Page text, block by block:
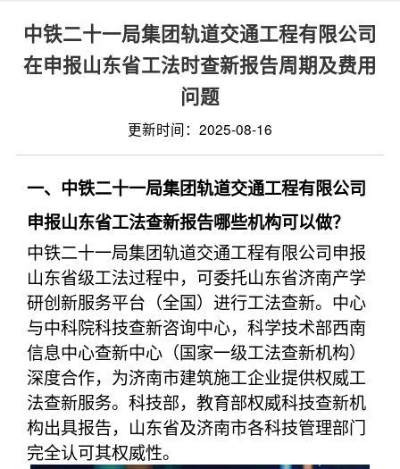
中铁二十一局集团轨道交通工程有限公司
在申报山东省工法时查新报告周期及费用
问题
更新时间：2025-08-16
一、中铁二十一局集团轨道交通工程有限公司
申报山东省工法查新报告哪些机构可以做？
中铁二十一局集团轨道交通工程有限公司申报
山东省级工法过程中，可委托山东省济南产学
研创新服务平台（全国）进行工法查新。中心
与中科院科技查新咨询中心，科学技术部西南
信息中心查新中心（国家一级工法查新机构）
深度合作，为济南市建筑施工企业提供权威工
法查新服务。科技部，教育部权威科技查新机
构出具报告，山东省及济南市各科技管理部门
完全认可其权威性。